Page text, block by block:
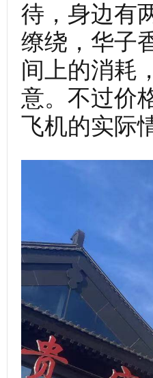
待，身边有
缭绕，华子
间上的消耗
意。不过价
飞机的实际